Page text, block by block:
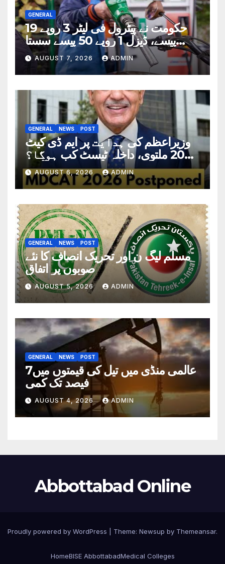
GENERAL
حکومت نے پیٹرول فی لیٹر 3 روپے 19
پیسے، ڈیزل 1 روپے 50 پیسے سستا
کردیا
AUGUST 7, 2026 ADMIN
GENERAL NEWS POST
وزیراعظم کی ہدایت پر ایم ڈی کیٹ
2026 ملتوی، داخلہ ٹیسٹ کب ہوگا؟
تاریخ سامنے آگئی
AUGUST 6, 2026 ADMIN
GENERAL NEWS POST
مسلم لیگ ن اور تحریک انصاف کا نئے
صوبوں پر اتفاق
AUGUST 5, 2026 ADMIN
GENERAL NEWS POST
عالمی منڈی میں تیل کی قیمتوں میں7
فیصد تک کمی
AUGUST 4, 2026 ADMIN
Abbottabad Online
Proudly powered by WordPress Theme: Newsup by Themeansar.
HomeBISE AbbottabadMedical Colleges